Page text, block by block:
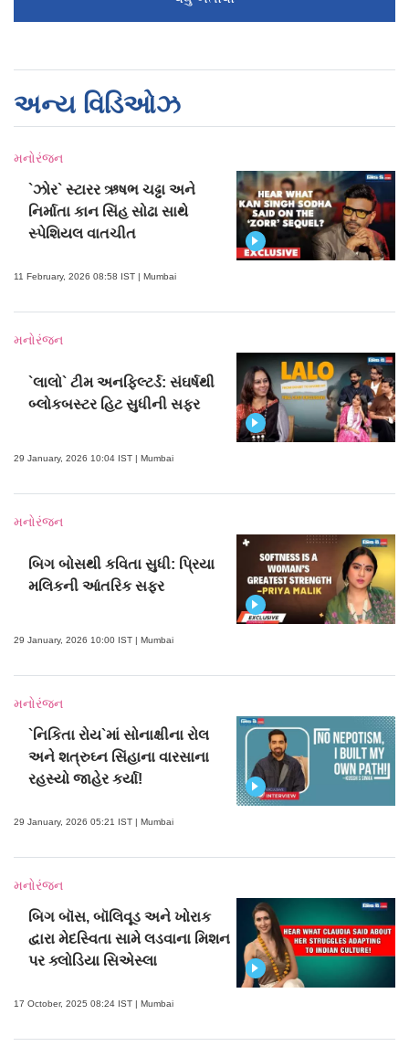
અન્ય વિડિઓઝ
મનોરંજન
`ઝોર` સ્ટારર ઋષભ ચઢ્ઢા અને
નિર્માતા કાન સિંહ સોઢા સાથે
સ્પેશિયલ વાતચીત
11 February, 2026 08:58 IST | Mumbai
મનોરંજન
`લાલો` ટીમ અનફિલ્ટર્ડ: સંઘર્ષથી
બ્લોકબસ્ટર હિટ સુધીની સફર
29 January, 2026 10:04 IST | Mumbai
મનોરંજન
બિગ બોસથી કવિતા સુધી: પ્રિયા
મલિકની આંતરિક સફર
29 January, 2026 10:00 IST | Mumbai
મનોરંજન
`નિકિતા રોય`માં સોનાક્ષીના રોલ
અને શત્રુઘ્ન સિંહાના વારસાના
રહસ્યો જાહેર કર્યા!
29 January, 2026 05:21 IST | Mumbai
મનોરંજન
બિગ બૉસ, બૉલિવૂડ અને ખોરાક
દ્વારા મેદસ્વિતા સામે લડવાના મિશન
પર ક્લોડિયા સિએસ્લા
17 October, 2025 08:24 IST | Mumbai